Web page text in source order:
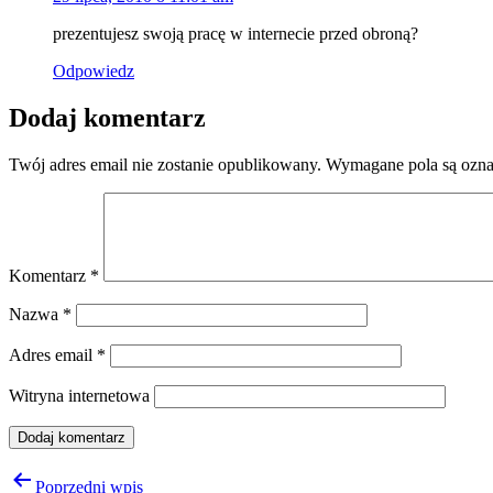
prezentujesz swoją pracę w internecie przed obroną?
Odpowiedz
Dodaj komentarz
Twój adres email nie zostanie opublikowany. Wymagane pola są
Komentarz *
Nazwa *
Adres email *
Witryna internetowa
Nawigacja
Poprzedni wpis